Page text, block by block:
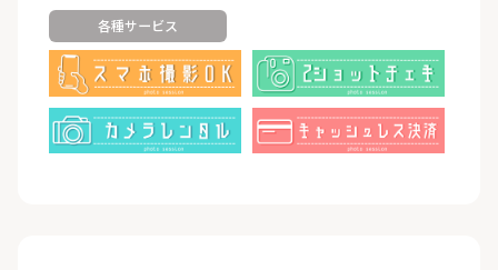
各種サービス